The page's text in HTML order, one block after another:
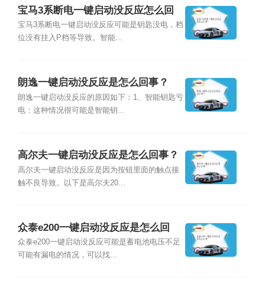
宝马3系断电一键启动没反应怎么回
事？
宝马3系断电一键启动没反应可能是钥匙没电，档
位没有挂入P档等导致。智能...
朗逸一键启动没反应是怎么回事？
朗逸一键启动没反应的原因如下：1、智能钥匙亏
电：这种情况很可能是智能钥...
高尔夫一键启动没反应是怎么回事？
高尔夫一键启动没反应是因为按钮里面的触点接
触不良导致。以下是高尔夫20...
众泰e200一键启动没反应是怎么回
事？
众泰e200一键启动没反应可能是蓄电池电压不足
可能有漏电的情况，可以找...